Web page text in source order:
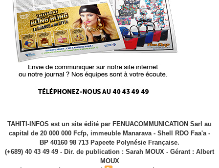
TAHITI-INFOS est un site édité par FENUACOMMUNICATION Sarl au
capital de 20 000 000 Fcfp, immeuble Manarava - Shell RDO Faa'a -
BP 40160 98 713 Papeete Polynésie Française.
(+689) 40 43 49 49 - Dir. de publication : Sarah MOUX - Gérant : Albert
MOUX